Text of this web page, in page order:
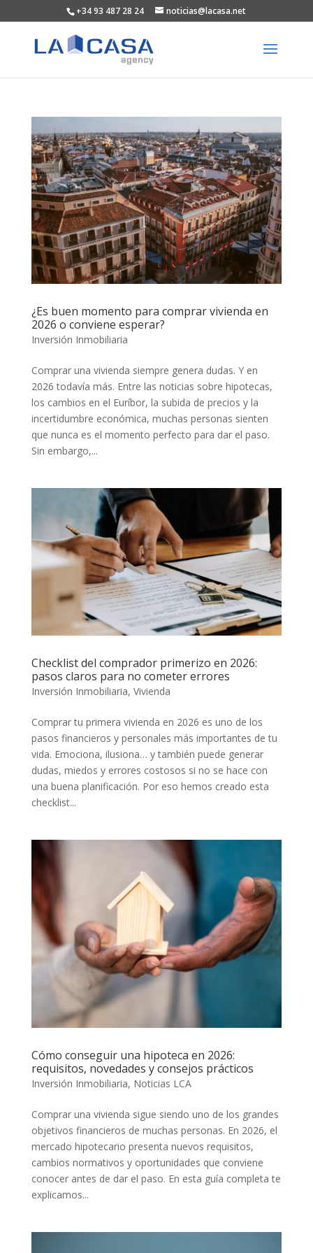
+34 93 487 28 24 noticias@lacasa.net
¿Es buen momento para comprar vivienda en
2026 o conviene esperar?
Inversión Inmobiliaria
Comprar una vivienda siempre genera dudas. Y en
2026 todavía más. Entre las noticias sobre hipotecas,
los cambios en el Euríbor, la subida de precios y la
incertidumbre económica, muchas personas sienten
que nunca es el momento perfecto para dar el paso.
Sin embargo,...
Checklist del comprador primerizo en 2026:
pasos claros para no cometer errores
Inversión Inmobiliaria, Vivienda
Comprar tu primera vivienda en 2026 es uno de los
pasos financieros y personales más importantes de tu
vida. Emociona, ilusiona… y también puede generar
dudas, miedos y errores costosos si no se hace con
una buena planificación. Por eso hemos creado esta
checklist...
Cómo conseguir una hipoteca en 2026:
requisitos, novedades y consejos prácticos
Inversión Inmobiliaria, Noticias LCA
Comprar una vivienda sigue siendo uno de los grandes
objetivos financieros de muchas personas. En 2026, el
mercado hipotecario presenta nuevos requisitos,
cambios normativos y oportunidades que conviene
conocer antes de dar el paso. En esta guía completa te
explicamos...